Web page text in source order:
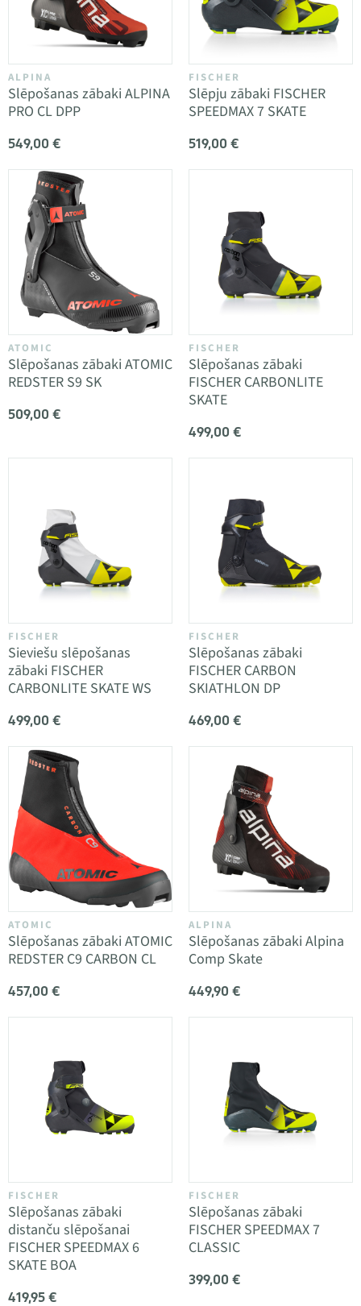
ALPINA
Slēpošanas zābaki ALPINA
PRO CL DPP
549,00 €
FISCHER
Slēpju zābaki FISCHER
SPEEDMAX 7 SKATE
519,00 €
ATOMIC
Slēpošanas zābaki ATOMIC
REDSTER S9 SK
509,00 €
FISCHER
Slēpošanas zābaki
FISCHER CARBONLITE
SKATE
499,00 €
FISCHER
Sieviešu slēpošanas
zābaki FISCHER
CARBONLITE SKATE WS
499,00 €
FISCHER
Slēpošanas zābaki
FISCHER CARBON
SKIATHLON DP
469,00 €
ATOMIC
Slēpošanas zābaki ATOMIC
REDSTER C9 CARBON CL
457,00 €
ALPINA
Slēpošanas zābaki Alpina
Comp Skate
449,90 €
FISCHER
Slēpošanas zābaki
distanču slēpošanai
FISCHER SPEEDMAX 6
SKATE BOA
419,95 €
FISCHER
Slēpošanas zābaki
FISCHER SPEEDMAX 7
CLASSIC
399,00 €